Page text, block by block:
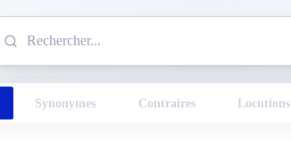
Synonymes Contraires Locutions